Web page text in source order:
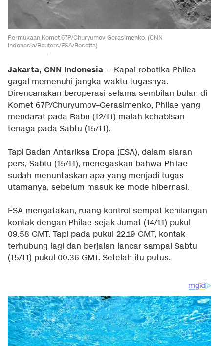
Permukaan Komet 67P/Churyumov-Gerasimenko. (CNN
Indonesia/Reuters/ESA/Rosetta)
Jakarta, CNN Indonesia -- Kapal robotika Philea
gagal memenuhi jangka waktu tugasnya.
Direncanakan beroperasi selama sembilan bulan di
Komet 67P/Churyumov–Gerasimenko, Philae yang
mendarat pada Rabu (12/11) malah kehabisan
tenaga pada Sabtu (15/11).
Tapi Badan Antariksa Eropa (ESA), dalam siaran
pers, Sabtu (15/11), menegaskan bahwa Philae
sudah menuntaskan apa yang menjadi tugas
utamanya, sebelum masuk ke mode hibernasi.
ESA mengatakan, ruang kontrol sempat kehilangan
kontak dengan Philae sejak Jumat (14/11) pukul
09.58 GMT. Tapi pada pukul 22.19 GMT, kontak
terhubung lagi dan berjalan lancar sampai Sabtu
(15/11) pukul 00.36 GMT. Setelah itu putus.